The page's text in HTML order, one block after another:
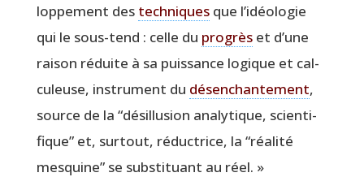
lop­pe­ment des tech­niquesque l’idéologie
qui le sous-tend : celle du pro­grèset d’une
rai­son réduite à sa puis­sance logique et cal­
cu­leuse, ins­tru­ment du désen­chan­te­ment,
source de la “dés­illu­sion ana­ly­tique, scien­ti­
fique” et, sur­tout, réduc­trice, la “réa­li­té
mes­quine” se sub­sti­tuant au réel. »